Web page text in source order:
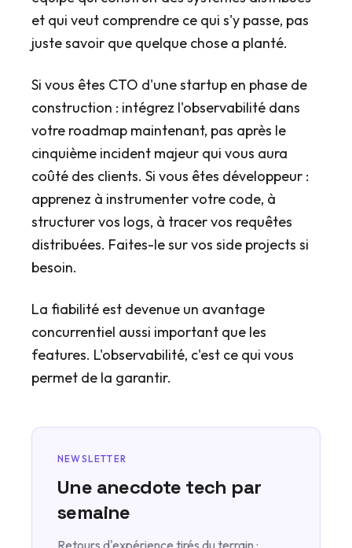
et qui veut comprendre ce qui s'y passe, pas
juste savoir que quelque chose a planté.
Si vous êtes CTO d'une startup en phase de
construction : intégrez l'observabilité dans
votre roadmap maintenant, pas après le
cinquième incident majeur qui vous aura
coûté des clients. Si vous êtes développeur :
apprenez à instrumenter votre code, à
structurer vos logs, à tracer vos requêtes
distribuées. Faites-le sur vos side projects si
besoin.
La fiabilité est devenue un avantage
concurrentiel aussi important que les
features. L'observabilité, c'est ce qui vous
permet de la garantir.
NEWSLETTER
Une anecdote tech par
semaine
Retours d'expérience tirés du terrain :